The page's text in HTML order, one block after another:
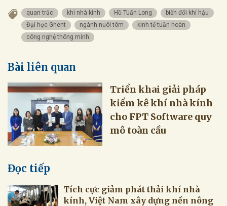
quan trắc khí nhà kính Hồ Tuấn Long
biến đổi khí hậu
Đại học Ghent
ngành nuôi tôm
kinh tế tuần hoàn
công nghệ thông minh
Bài liên quan
kiểm kê khí nhà kính
cho FPT Software quy
Đọc tiếp
Tích cực giảm phát thải khí nhà
kính, Việt Nam xây dựng nền nông